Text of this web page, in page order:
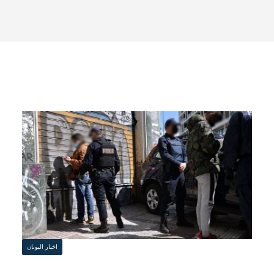
اخبار اليونان